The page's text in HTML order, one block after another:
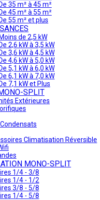
35 m² à 45 m²
45 m² à 55 m²
55 m² et plus
de 2,5 kW
2,6 kW à 3,5 kW
3,6 kW à 4,5 kW
4,6 kW à 5,0 kW
5,1 kW à 6,0 kW
6,1 kW à 7,0 kW
7,1 kW et Plus
SPLIT
Extérieures
Climatisation Réversible
MONO-SPLIT
1/4 - 3/8
1/4 - 1/2
3/8 - 5/8
1/4 - 5/8